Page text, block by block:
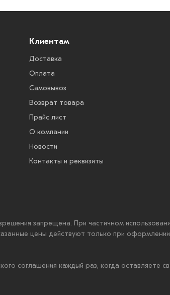
Клиентам
Доставка
Оплата
Самовывоз
Возврат товара
Прайс лист
О компании
Новости
Контакты и реквизиты
запрещена. При частичном
цены действуют только при оформлении
соглашения каждый раз, когда